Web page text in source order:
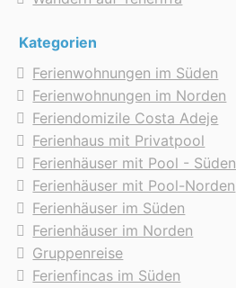
Kategorien
Ferienwohnungen im Süden
Ferienwohnungen im Norden
Feriendomizile Costa Adeje
Ferienhaus mit Privatpool
Ferienhäuser mit Pool - Süden
Ferienhäuser mit Pool-Norden
Ferienhäuser im Süden
Ferienhäuser im Norden
Gruppenreise
Ferienfincas im Süden